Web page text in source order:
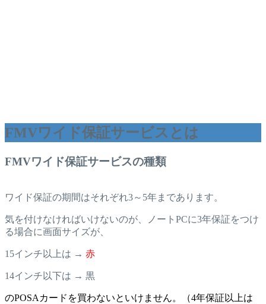
FMVワイド保証サービスとは
FMVワイド保証サービスの種類
ワイド保証の期間はそれぞれ3～5年まであります。
気を付けなければいけないのが、ノートPCに3年保証をつけ
る場合に画面サイズが、
15インチ以上は → 赤
14インチ以下は → 黒
のPOSAカードを買わないといけません。（4年保証以上は